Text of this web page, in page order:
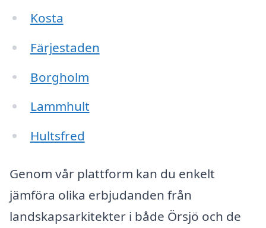
Kosta
Färjestaden
Borgholm
Lammhult
Hultsfred
Genom vår plattform kan du enkelt
jämföra olika erbjudanden från
landskapsarkitekter i både Örsjö och de